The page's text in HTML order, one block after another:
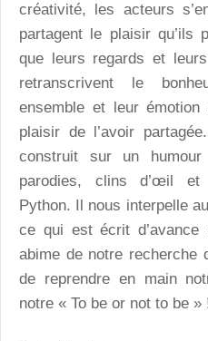
créativité, les acteurs
partagent le plaisir qu’ils
que leurs regards et
retranscrivent le
ensemble et leur
plaisir de l’avoir
construit sur un
parodies, clins d’œil et
Python. Il nous interpelle
ce qui est écrit
abime de notre recherche
de reprendre en main
notre « To be or not to be »